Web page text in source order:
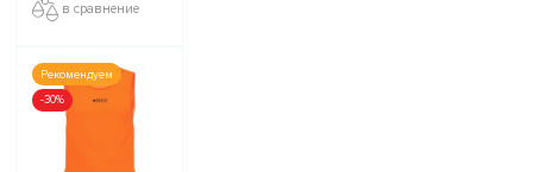
в сравнение
Рекомендуем
-30%